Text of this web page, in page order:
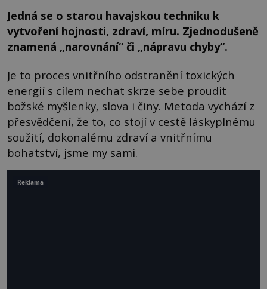
Jedná se o starou havajskou techniku k
vytvoření hojnosti, zdraví, míru. Zjednodušeně
znamená „narovnání“ či „nápravu chyby“.
Je to proces vnitřního odstranění toxických
energií s cílem nechat skrze sebe proudit
božské myšlenky, slova i činy. Metoda vychází z
přesvědčení, že to, co stojí v cestě láskyplnému
soužití, dokonalému zdraví a vnitřnímu
bohatství, jsme my sami.
Reklama